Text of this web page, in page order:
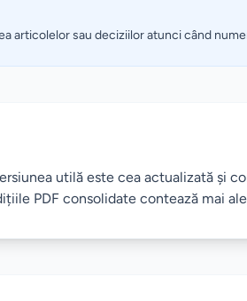
articolelor sau deciziilor atunci când
utilă este cea actualizată și
PDF consolidate contează mai